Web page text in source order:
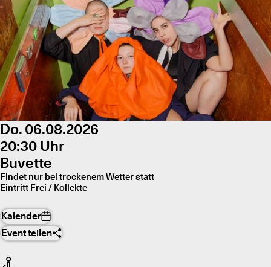
Do. 06.08.2026
20:30 Uhr
Buvette
Findet nur bei trockenem Wetter statt
Eintritt Frei / Kollekte
Kalender
Event teilen